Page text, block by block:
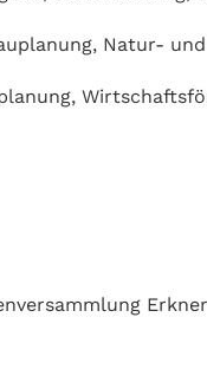
Natur-
Erkner